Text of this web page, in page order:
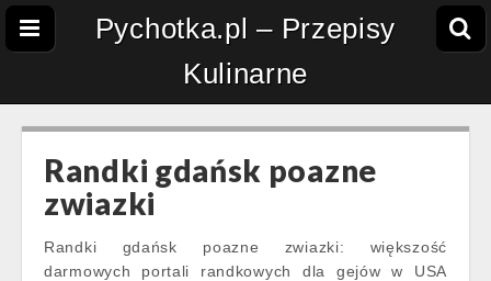
Pychotka.pl – Przepisy
Kulinarne
Randki gdańsk poazne
zwiazki
Randki gdańsk poazne zwiazki: większość
darmowych portali randkowych dla gejów w USA